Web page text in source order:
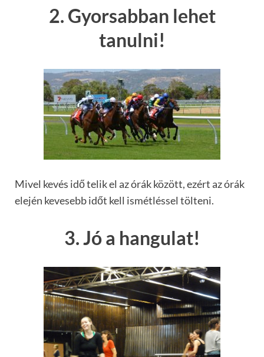
2. Gyorsabban lehet
tanulni!
Mivel kevés idő telik el az órák között, ezért az órák
elején kevesebb időt kell ismétléssel tölteni.
3. Jó a hangulat!